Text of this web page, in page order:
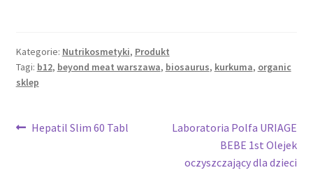
Kategorie: Nutrikosmetyki, Produkt
Tagi: b12, beyond meat warszawa, biosaurus, kurkuma, organic
sklep
Nawigacja
Poprzedni
Hepatil Slim 60 Tabl
Następny
Laboratoria Polfa URIAGE
BEBE 1st Olejek
oczyszczający dla dzieci